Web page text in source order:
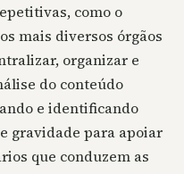
como o
mais diversos órgãos
organizar e
do conteúdo
e identificando
gravidade para apoiar
que conduzem as